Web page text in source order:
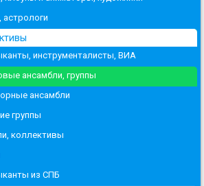
астрологи
инструменталисты, ВИА
ансамбли, группы
ансамбли
группы
коллективы
из СПБ